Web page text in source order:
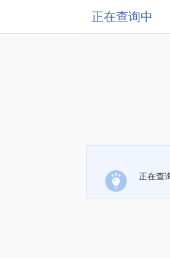
正在查询中
正在查